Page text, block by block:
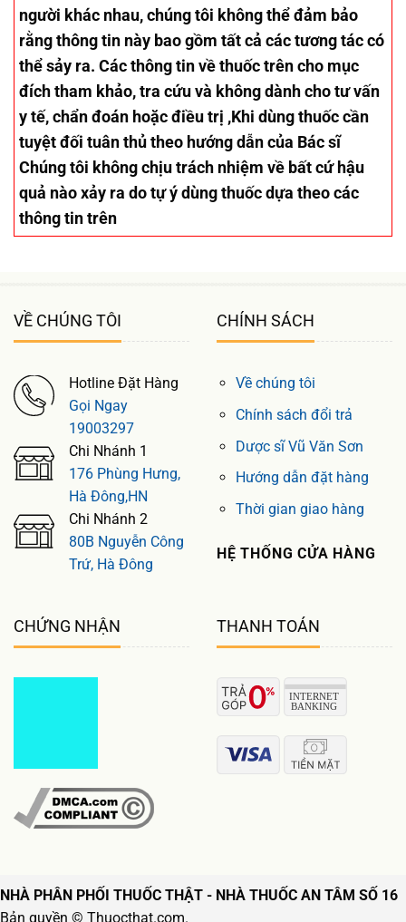
người khác nhau, chúng tôi không thể đảm bảo
rằng thông tin này bao gồm tất cả các tương tác có
thể sảy ra. Các thông tin về thuốc trên cho mục
đích tham khảo, tra cứu và không dành cho tư vấn
y tế, chẩn đoán hoặc điều trị ,Khi dùng thuốc cần
tuyệt đối tuân thủ theo hướng dẫn của Bác sĩ
Chúng tôi không chịu trách nhiệm về bất cứ hậu
quả nào xảy ra do tự ý dùng thuốc dựa theo các
thông tin trên
VỀ CHÚNG TÔI
Hotline Đặt Hàng
Gọi Ngay
19003297
Chi Nhánh 1
176 Phùng Hưng,
Hà Đông,HN
Chi Nhánh 2
80B Nguyễn Công
Trứ, Hà Đông
CHÍNH SÁCH
Về chúng tôi
Chính sách đổi trả
Dược sĩ Vũ Văn Sơn
Hướng dẫn đặt hàng
Thời gian giao hàng
HỆ THỐNG CỬA HÀNG
CHỨNG NHẬN THANH TOÁN
NHÀ PHÂN PHỐI THUỐC THẬT - NHÀ THUỐC AN TÂM SỐ 16
Bản quyền © Thuocthat.com.